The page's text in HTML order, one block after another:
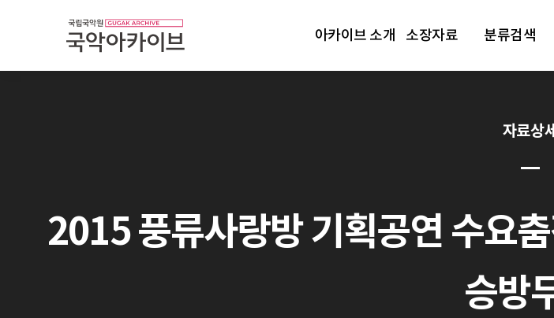
아카이브 소개 소장자료 분류검색
자료상
2015 풍류사랑방 기획공연 수요
승방